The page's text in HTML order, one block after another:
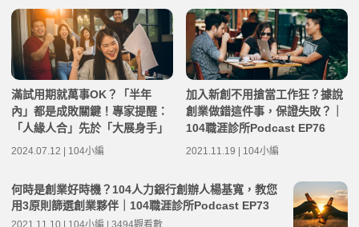
滿試用期就萬事OK？「半年
內」都是成敗關鍵！專家提醒：
「人緣人合」先於「大展身手」
2024.07.12 | 104小編
加入新創不用搶當工作狂？據說
創業做錯這件事，保證失敗？｜
104職涯診所Podcast EP76
2021.11.19 | 104小編
何時是創業好時機？104人力銀行創辦人楊基寬，教您
用3原則篩選創業夥伴｜104職涯診所Podcast EP73
2021.11.10 | 104小編 | 3494觀看數